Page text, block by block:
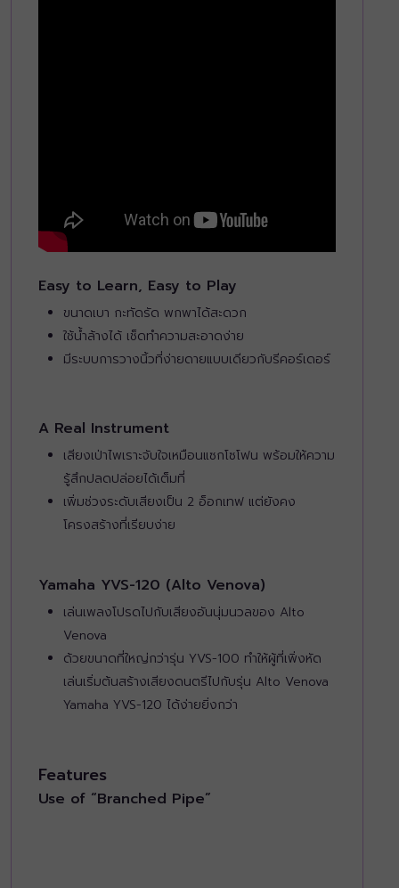
Easy to Learn, Easy to Play
ขนาดเบา กะทัดรัด พกพาได้สะดวก
ใช้น้ำล้างได้ เช็ดทำความสะอาดง่าย
มีระบบการวางนิ้วที่ง่ายดายแบบเดียวกับรีคอร์เดอร์
A Real Instrument
เสียงเป่าไพเราะจับใจเหมือนแซกโซโฟน พร้อมให้ความ
รู้สึกปลดปล่อยได้เต็มที่
เพิ่มช่วงระดับเสียงเป็น 2 อ็อกเทฟ แต่ยังคง
โครงสร้างที่เรียบง่าย
Yamaha YVS-120 (Alto Venova)
เล่นเพลงโปรดไปกับเสียงอันนุ่มนวลของ Alto
Venova
ด้วยขนาดที่ใหญ่กว่ารุ่น YVS-100 ทำให้ผู้ที่เพิ่งหัด
เล่นเริ่มต้นสร้างเสียงดนตรีไปกับรุ่น Alto Venova
Yamaha YVS-120 ได้ง่ายยิ่งกว่า
Features
Use of “Branched Pipe”